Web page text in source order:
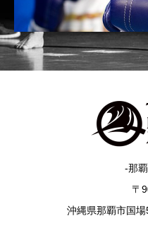
-那
〒
沖縄県那覇市国